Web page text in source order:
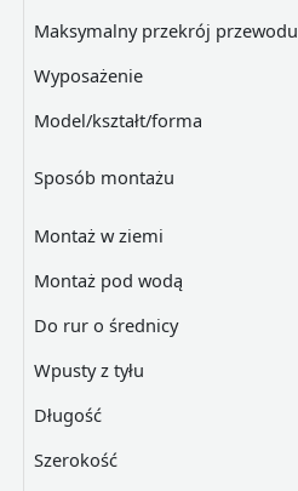
Maksymalny przekrój przewodu
Wyposażenie
Model/kształt/forma
Sposób montażu
Montaż w ziemi
Montaż pod wodą
Do rur o średnicy
Wpusty z tyłu
Długość
Szerokość